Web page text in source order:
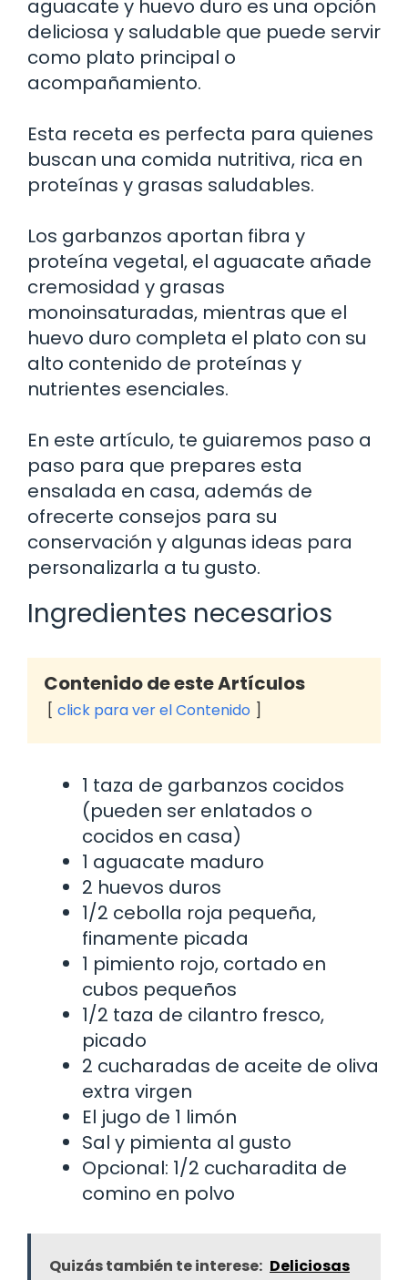
aguacate y huevo duro es una opción
deliciosa y saludable que puede servir
como plato principal o
acompañamiento.
Esta receta es perfecta para quienes
buscan una comida nutritiva, rica en
proteínas y grasas saludables.
Los garbanzos aportan fibra y
proteína vegetal, el aguacate añade
cremosidad y grasas
monoinsaturadas, mientras que el
huevo duro completa el plato con su
alto contenido de proteínas y
nutrientes esenciales.
En este artículo, te guiaremos paso a
paso para que prepares esta
ensalada en casa, además de
ofrecerte consejos para su
conservación y algunas ideas para
personalizarla a tu gusto.
Ingredientes necesarios
Contenido de este Artículos
click para ver el Contenido
1 taza de garbanzos cocidos
(pueden ser enlatados o
cocidos en casa)
1 aguacate maduro
2 huevos duros
1/2 cebolla roja pequeña,
finamente picada
1 pimiento rojo, cortado en
cubos pequeños
1/2 taza de cilantro fresco,
picado
2 cucharadas de aceite de oliva
extra virgen
El jugo de 1 limón
Sal y pimienta al gusto
Opcional: 1/2 cucharadita de
comino en polvo
Quizás también te interese: Deliciosas